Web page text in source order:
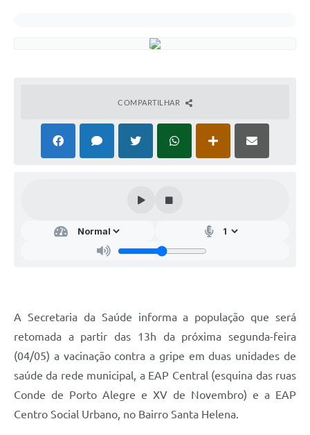
A Prefeitura
Galeria de Vídeos
Gabinetes e Secretarias
Links
Serviços Online
Telefones Úteis
Agenda
COMPARTILHAR
A Secretaria da Saúde informa a população que será
retomada a partir das 13h da próxima segunda-feira
(04/05) a vacinação contra a gripe em duas unidades de
saúde da rede municipal, a EAP Central (esquina das ruas
Conde de Porto Alegre e XV de Novembro) e a EAP
Centro Social Urbano, no Bairro Santa Helena.